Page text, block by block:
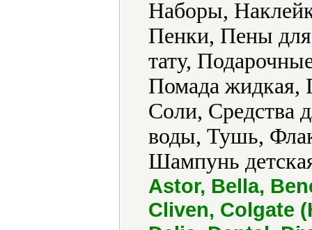
Наборы,
Пенки, Пены
тату,
Помада жидкая,
Соли, Средства
воды, Тушь,
Шампунь
Astor, Bella,
Cliven, Colgate